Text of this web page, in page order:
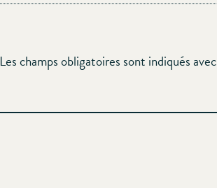
Les champs obligatoires sont indiqués avec